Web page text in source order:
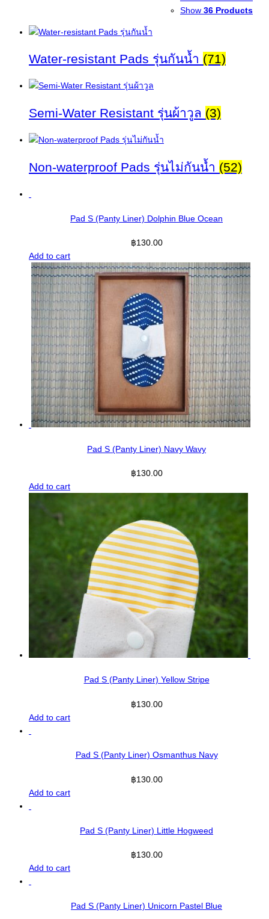
Show 36 Products
Water-resistant Pads รุ่นกันน้ำ (71)
Semi-Water Resistant รุ่นผ้าวูล (3)
Non-waterproof Pads รุ่นไม่กันน้ำ (52)
Pad S (Panty Liner) Dolphin Blue Ocean
฿130.00
Add to cart
Pad S (Panty Liner) Navy Wavy
฿130.00
Add to cart
Pad S (Panty Liner) Yellow Stripe
฿130.00
Add to cart
Pad S (Panty Liner) Osmanthus Navy
฿130.00
Add to cart
Pad S (Panty Liner) Little Hogweed
฿130.00
Add to cart
Pad S (Panty Liner) Unicorn Pastel Blue